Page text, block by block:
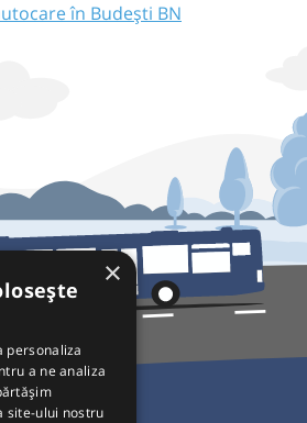
în Budești BN
Călători
×
personaliza
a ne analiza
site-ului nostru